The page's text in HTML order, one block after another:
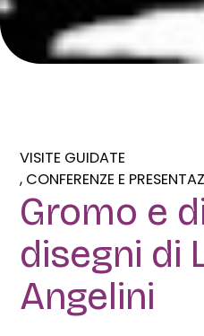
VISITE GUIDATE
CONFERENZE E
Gromo e
disegni di
Angelini